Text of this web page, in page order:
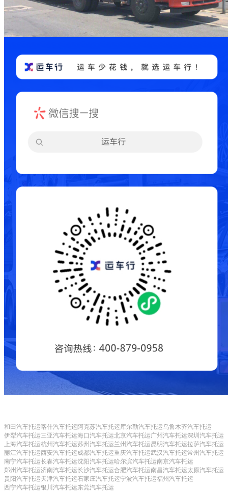
和田汽车托运喀什汽车托运阿克苏汽车托运库尔勒汽车托运乌鲁木齐汽车托运
伊犁汽车托运三亚汽车托运海口汽车托运北京汽车托运广州汽车托运深圳汽车托运
上海汽车托运杭州汽车托运苏州汽车托运兰州汽车托运昆明汽车托运拉萨汽车托运
丽江汽车托运西安汽车托运成都汽车托运重庆汽车托运武汉汽车托运常州汽车托运
南宁汽车托运长春汽车托运沈阳汽车托运哈尔滨汽车托运南京汽车托运
郑州汽车托运济南汽车托运长沙汽车托运合肥汽车托运南昌汽车托运太原汽车托运
贵阳汽车托运天津汽车托运石家庄汽车托运宁波汽车托运福州汽车托运
西宁汽车托运银川汽车托运东莞汽车托运